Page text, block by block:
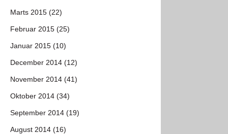
Marts 2015 (22)
Februar 2015 (25)
Januar 2015 (10)
December 2014 (12)
November 2014 (41)
Oktober 2014 (34)
September 2014 (19)
August 2014 (16)